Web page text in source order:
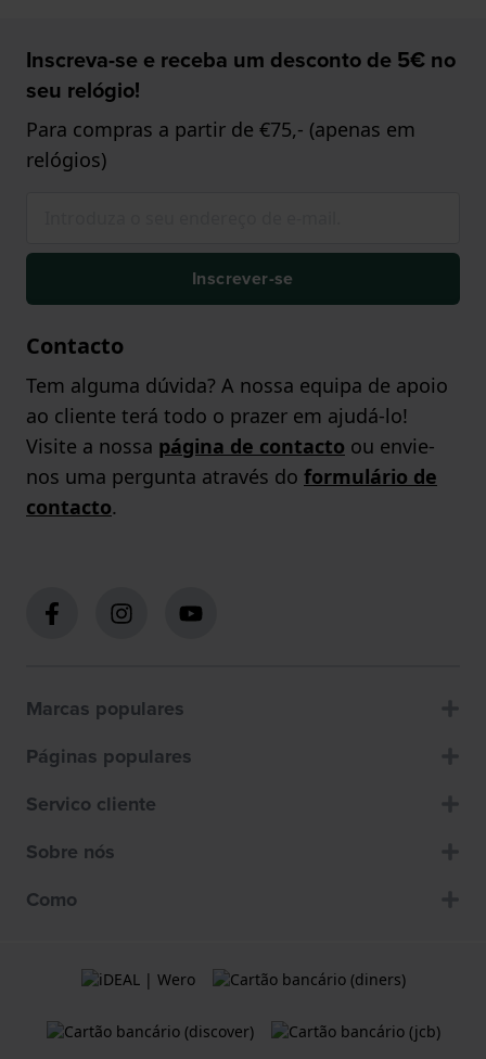
Inscreva-se e receba um desconto de 5€ no
seu relógio!
Para compras a partir de €75,- (apenas em
relógios)
Inscrever-se
Contacto
Tem alguma dúvida? A nossa equipa de apoio
ao cliente terá todo o prazer em ajudá-lo!
Visite a nossa página de contacto ou envie-
nos uma pergunta através do formulário de
contacto.
Marcas populares
Páginas populares
Servico cliente
Sobre nós
Como